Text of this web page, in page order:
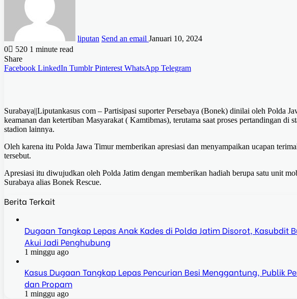
liputan Send an email Januari 10, 2024
0
520 1 minute read
Share
Facebook LinkedIn Tumblr Pinterest WhatsApp Telegram
Surabaya||Liputankasus com – Partisipasi suporter Persebaya (Bonek) dinilai oleh Polda
keamanan dan ketertiban Masyarakat ( Kamtibmas), terutama saat proses pertandingan
stadion lainnya.
Oleh karena itu Polda Jawa Timur memberikan apresiasi dan menyampaikan ucapan
tersebut.
Apresiasi itu diwujudkan oleh Polda Jatim dengan memberikan hadiah berupa satu unit
Surabaya alias Bonek Rescue.
Berita Terkait
Dugaan Tangkap Lepas Anak Kades di Polda Jatim Disorot, Kasubdit
Akui Jadi Penghubung
1 minggu ago
Kasus Dugaan Tangkap Lepas Pencurian Besi Menggantung, Publik
dan Propam
1 minggu ago